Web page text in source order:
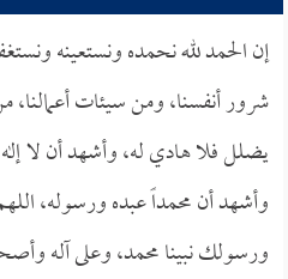
إن الحمد لله نحمده ونستعينه
شرور أنفسنا، ومن سيئات
يضلل فلا هادي له، وأشهد أن لا
وأشهد أن محمداً عبده ورسوله،
ورسولك نبينا محمد، وعلى آله